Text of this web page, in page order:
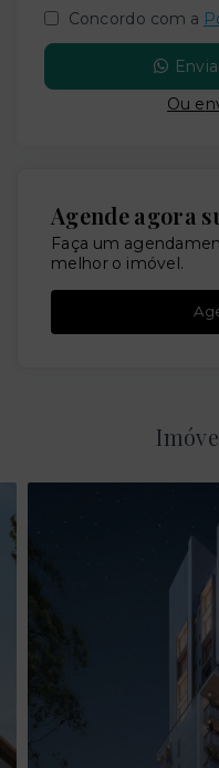
Concordo com a
Ou e
Agende agora
Faça um
melhor o imóvel.